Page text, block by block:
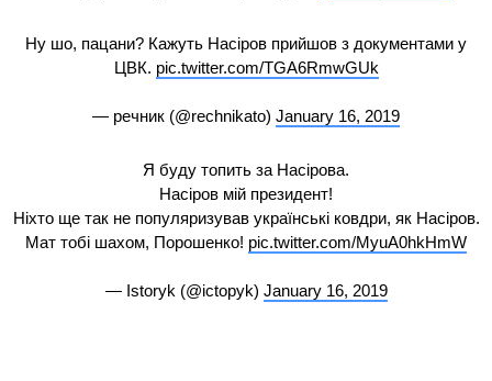
Ну шо, пацани? Кажуть Насіров прийшов з документами у
ЦВК. pic.twitter.com/TGA6RmwGUk
— речник (@rechnikato) January 16, 2019
Я буду топить за Насірова.
Насіров мій президент!
Ніхто ще так не популяризував українські ковдри, як Насіров.
Мат тобі шахом, Порошенко! pic.twitter.com/MyuA0hkHmW
— Istoryk (@ictopyk) January 16, 2019